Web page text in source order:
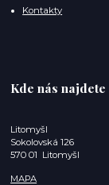
Kontakty
Kde nás najdete
Litomyšl
Sokolovská 126
570 01 Litomyšl
MAPA